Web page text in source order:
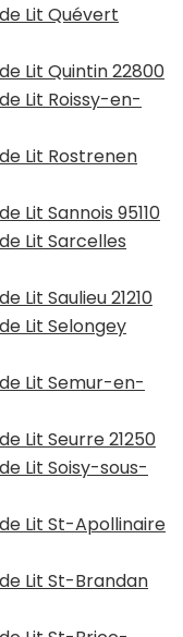
Lit Quévert
Lit Quintin 22800
Lit Roissy-en-
Lit Rostrenen
Lit Sannois 95110
Lit Sarcelles
Lit Saulieu 21210
Lit Selongey
Lit Semur-en-
Lit Seurre 21250
Lit Soisy-sous-
Lit St-Apollinaire
Lit St-Brandan